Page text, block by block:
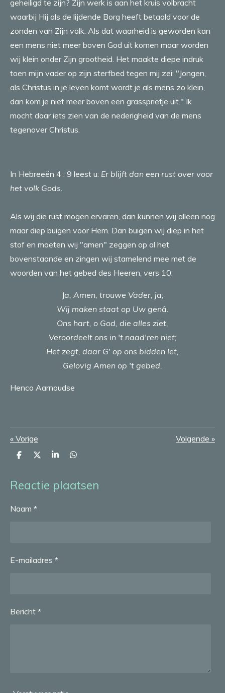
geheiligd te zijn? Zijn werk is aan het kruis volbracht
waarbij Hij als de lijdende Borg heeft betaald voor de
zonden van Zijn volk. Als dat waarheid is geworden kan
een mens niet meer boven God uit komen maar worden
wij klein onder Zijn grootheid. Het maakte diepe indruk
toen mijn vader op zijn sterfbed tegen mij zei: "Jongen,
als Christus in je leven komt wordt je als mens zo klein,
dan kom je niet meer boven een grassprietje uit." Ik
mocht daar iets zien van de nederigheid van de mens
tegenover Christus.
In Hebreeën 4 : 9 leest u: Er blijft dan een rust over voor
het volk Gods.
Als wij die rust mogen ervaren, dan kunnen wij alleen nog
maar diep buigen voor Hem. Dan buigen wij diep in het
stof en moeten wij "amen" zeggen op al het
bovenstaande en zingen wij stamelend mee met de
woorden van het gebed des Heeren, vers 10:
Ja, Amen, trouwe Vader, ja;
Wij maken staat op Uw genâ.
Ons hart, o God, die alles ziet,
Veroordeelt ons in 't naad'ren niet;
Het zegt, daar G' op ons bidden let,
Gelovig Amen op 't gebed.
Henco Aarnoudse
« Vorige Volgende »
D
e
n
D
l
S
r
e
D
e
n
Reactie plaatsen
Naam *
E-mailadres *
Bericht *